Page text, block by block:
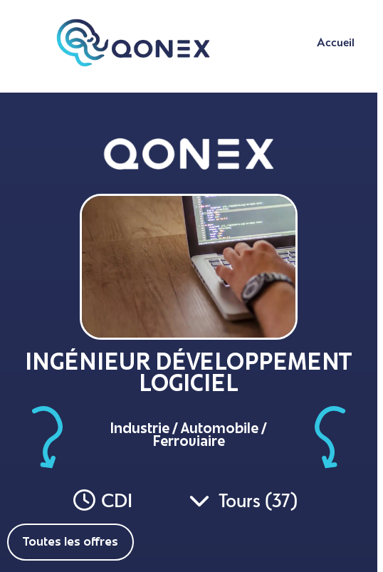
Accueil
Accueil
INGÉNIEUR DÉVELOPPEMENT
LOGICIEL
Industrie / Automobile /
Ferroviaire
CDI Tours (37)
Toutes les offres